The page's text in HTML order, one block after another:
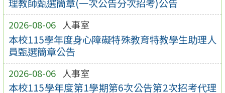
理教師甄選簡章(一次公告分次招考)公告
2026-08-06 人事室
本校115學年度身心障礙特殊教育特教學生助理人
員甄選簡章公告
2026-08-06 人事室
本校115學年度第1學期第6次公告第2次招考代理